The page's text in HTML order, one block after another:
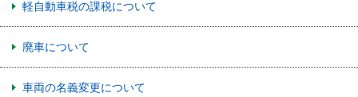
軽自動車税の課税について
廃車について
車両の名義変更について